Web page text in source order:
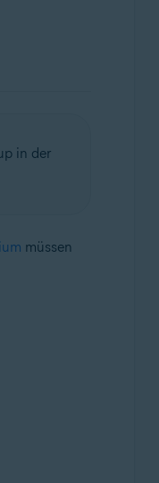
in der
müssen